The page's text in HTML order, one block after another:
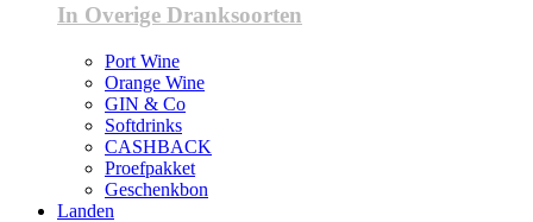
In Overige Dranksoorten
Port Wine
Orange Wine
GIN & Co
Softdrinks
CASHBACK
Proefpakket
Geschenkbon
Landen